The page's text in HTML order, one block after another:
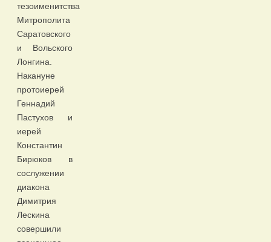
тезоименитства
Митрополита
Саратовского
и Вольского
Лонгина.
Накануне
протоиерей
Геннадий
Пастухов и
иерей
Константин
Бирюков в
сослужении
диакона
Димитрия
Лескина
совершили